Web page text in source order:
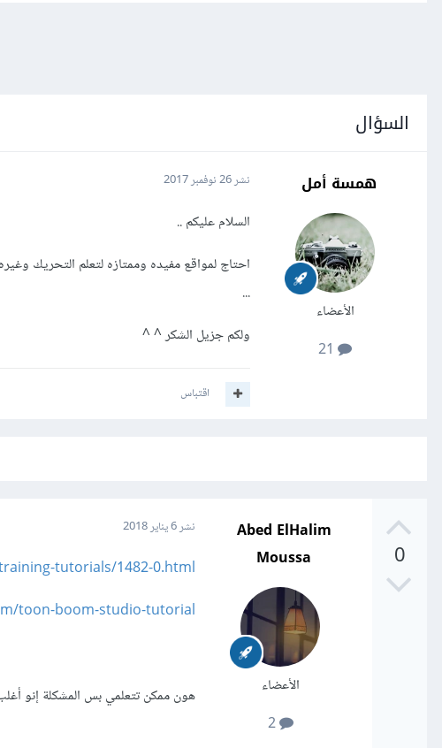
السؤال
همسة أمل
الأعضاء
نشر26 نوفمبر 2017
السلام عليكم ..
احتاج لمواقع مفيده وممتازه لتعلم التحريك
...
ولكم جزيل الشكر ^ ^
اقتباس
0
Abed ElHalim
Moussa
الأعضاء
2
نشر6 يناير 2018
tutorials/1482-0.html
toon-boom-studio-tutorial/
هون ممكن تتعلمي بس المشكلة إنو